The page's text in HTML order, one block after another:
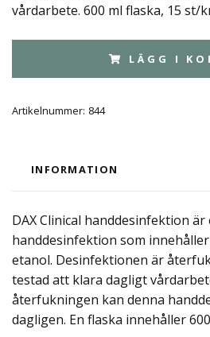
vårdarbete. 600 ml flaska, 15 st/
LÄGG I
Artikelnummer: 844
INFORMATION
DAX Clinical handdesinfektion
handdesinfektion som
etanol. Desinfektionen är
testad att klara dagligt
återfukningen kan denna
dagligen. En flaska innehåller